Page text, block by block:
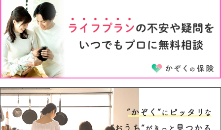
3才
5才 6才